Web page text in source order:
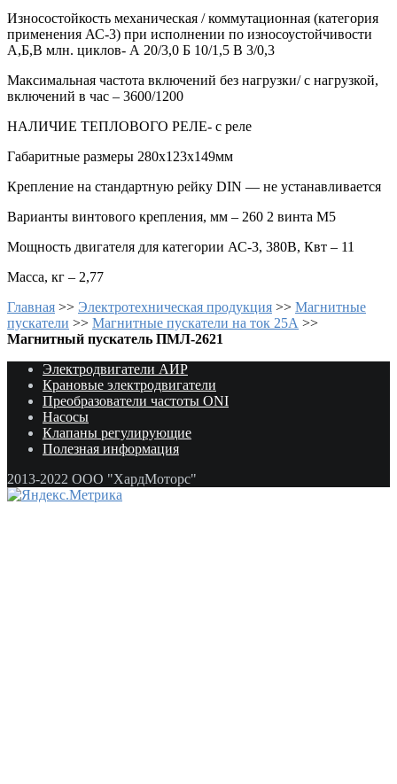
Износостойкость механическая / коммутационная (категория
применения АС-3) при исполнении по износоустойчивости
А,Б,В млн. циклов- А 20/3,0 Б 10/1,5 В 3/0,3
Максимальная частота включений без нагрузки/ с нагрузкой,
включений в час – 3600/1200
НАЛИЧИЕ ТЕПЛОВОГО РЕЛЕ- c реле
Габаритные размеры 280х123х149мм
Крепление на стандартную рейку DIN — не устанавливается
Варианты винтового крепления, мм – 260 2 винта М5
Мощность двигателя для категории АС-3, 380В, Квт – 11
Масса, кг – 2,77
Главная >> Электротехническая продукция >> Магнитные
пускатели >> Магнитные пускатели на ток 25А >>
Магнитный пускатель ПМЛ-2621
Электродвигатели АИР
Крановые электродвигатели
Преобразователи частоты ONI
Насосы
Клапаны регулирующие
Полезная информация
2013-2022 ООО "ХардМоторс"